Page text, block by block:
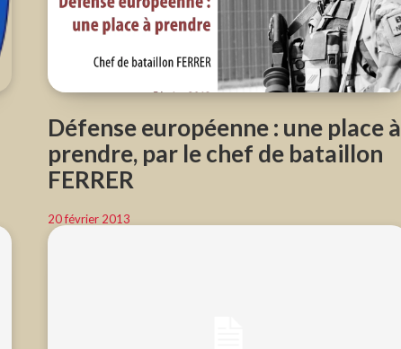
Défense européenne : une place à
prendre, par le chef de bataillon
FERRER
20 février 2013